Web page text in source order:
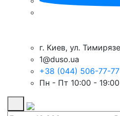
г. Киев, ул.
1@duso.ua
+38 (044) 506-77-77
Пн - Пт 10:00 - 19:00